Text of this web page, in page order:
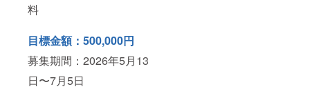
料
目標金額：500,000円
募集期間：2026年5月13
日〜7月5日